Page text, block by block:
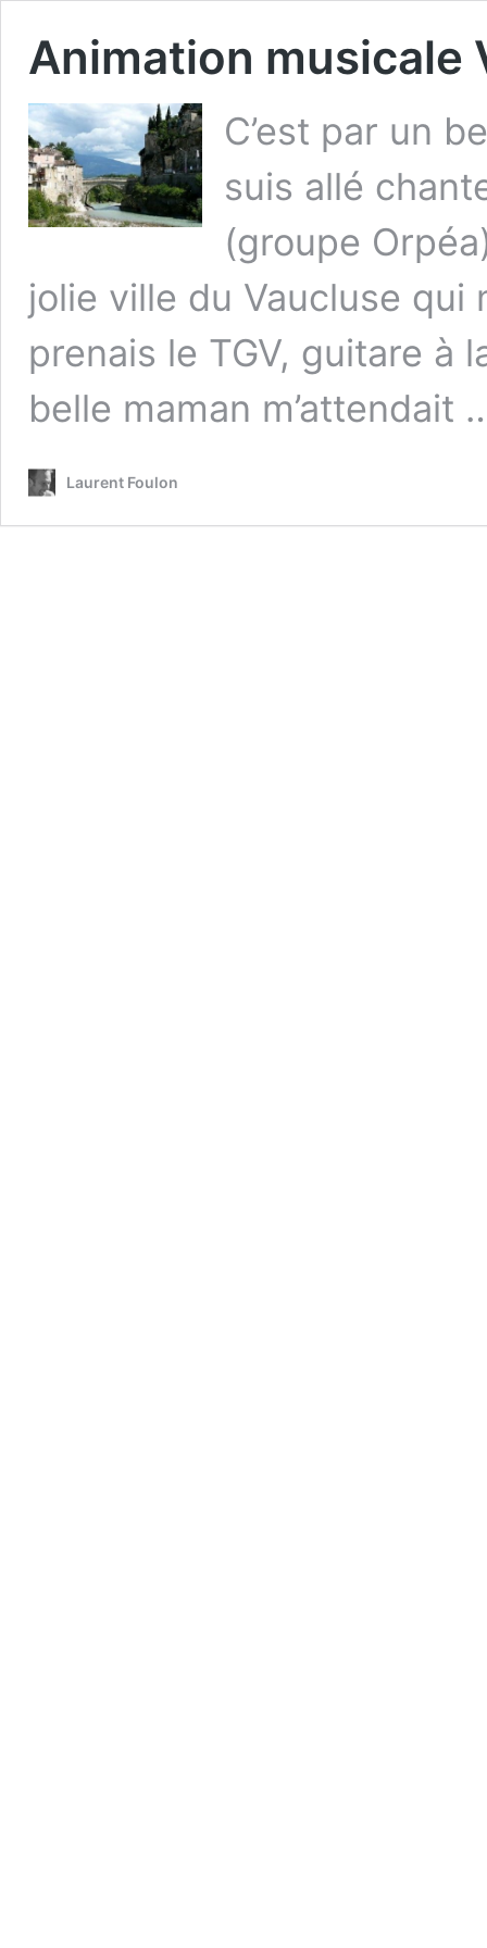
Animation musicale
C’est par un
suis allé
(groupe
jolie ville du Vaucluse qui
prenais le TGV, guitare à
belle maman m’attendait
Laurent Foulon